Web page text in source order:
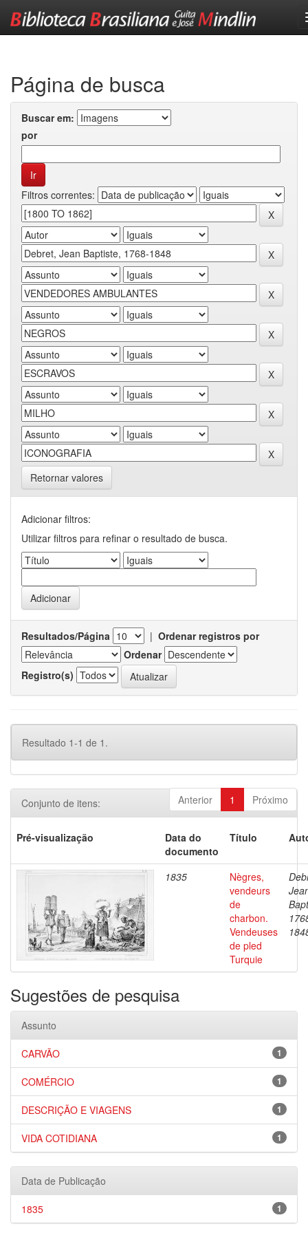
Página de busca
Buscar em:
por
Filtros correntes:
Retornar valores
Adicionar filtros:
Utilizar filtros para refinar o resultado de busca.
Resultados/Página | Ordenar registros por
Ordenar
Registro(s)
Resultado 1-1 de 1.
Anterior 1 Próximo
Conjunto de itens:
Pré-visualização
Data do
documento
Título
1835
Nègres,
vendeurs
de
charbon.
Vendeuses
de pled
Turquie
Sugestões de pesquisa
Assunto
1
CARVÃO
1
COMÉRCIO
1
DESCRIÇÃO E VIAGENS
1
VIDA COTIDIANA
Data de Publicação
1
1835